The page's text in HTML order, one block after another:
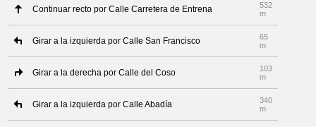
Continuar recto por Calle Carretera de Entrena
532
m
Girar a la izquierda por Calle San Francisco
65
m
Girar a la derecha por Calle del Coso
103
m
Girar a la izquierda por Calle Abadía
340
m